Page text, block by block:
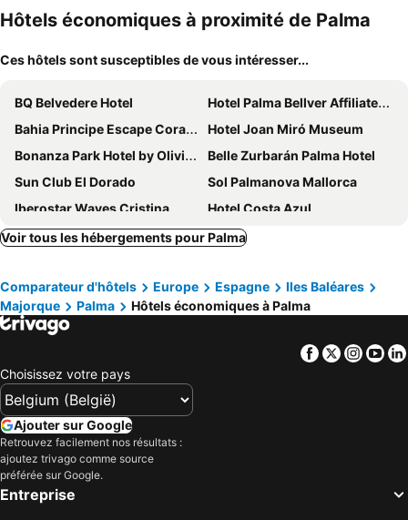
Hôtels économiques à proximité de Palma
Ces hôtels sont susceptibles de vous intéresser...
BQ Belvedere Hotel
Hotel Palma Bellver Affiliated by Meliá
Bahia Principe Escape Coral Playa +16
Hotel Joan Miró Museum
Bonanza Park Hotel by Olivia Hotels Collection
Belle Zurbarán Palma Hotel
Sun Club El Dorado
Sol Palmanova Mallorca
Iberostar Waves Cristina
Hotel Costa Azul
Portofino Mallorca
HM Gran Fiesta
HM Jaime III
whala!beach
O7 Alea
BQ Augusta Hotel
Valentin Grand Park Suite Hotel
Hotel Amic Horizonte
INNSiDE by Meliá Palma Center
Sol Barbados
Alua Gran Camp de Mar
Hilton Mallorca Galatzo
H10 Casa del Mar
Palace Bonanza Playa Resort & SPA by Olivia Hotels Collection
Voir tous les hébergements pour Palma
Comparateur d'hôtels Europe Espagne
Iles Baléares
Majorque
Palma Hôtels économiques à Palma
Facebook
Twitter
Choisissez votre pays
Ajouter sur Google
Retrouvez facilement nos résultats :
ajoutez trivago comme source
préférée sur Google.
Entreprise